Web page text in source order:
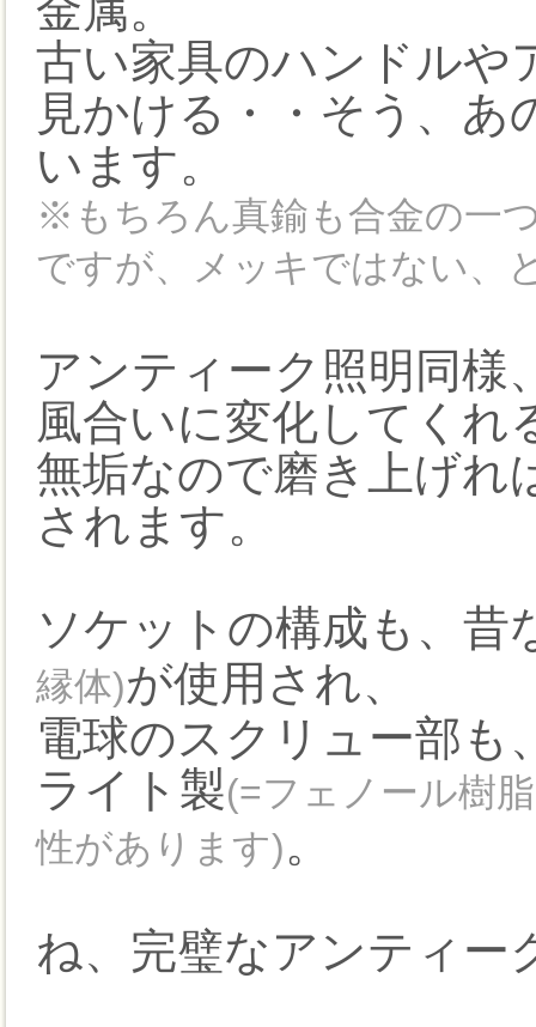
古い家具のハンドルや
見かける・・そう、
います。
※もちろん真鍮も合金の一
ですが、メッキではない、
アンティーク照明同様
風合いに変化してくれ
無垢なので磨き上げれ
されます。
ソケットの構成も、昔
縁体)が使用され、
電球のスクリュー部も
ライト製(=フェノール樹
性があります)。
ね、完璧なアンティー